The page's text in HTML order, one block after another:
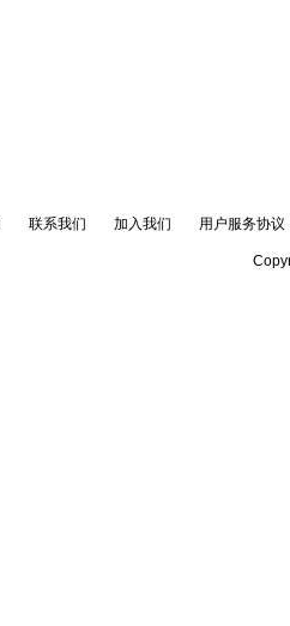
联系我们 加入我们 用户服务协议